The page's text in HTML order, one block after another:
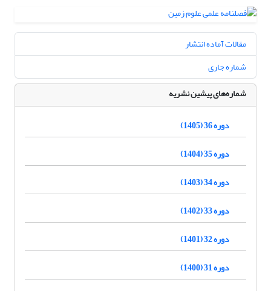
مقالات آماده انتشار
شماره جاری
شماره‌های پیشین نشریه
دوره 36 (1405)
دوره 35 (1404)
دوره 34 (1403)
دوره 33 (1402)
دوره 32 (1401)
دوره 31 (1400)